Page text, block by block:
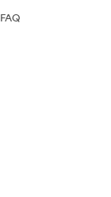
FAQ